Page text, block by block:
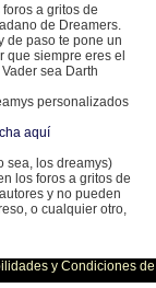
a gritos de
de Dreamers.
de paso te pone un
siempre eres el
sea Darth
personalizados
aquí
sea, los dreamys)
los foros a gritos de
y no pueden
o cualquier otro,
y Condiciones de